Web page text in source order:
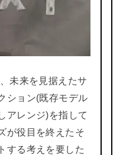
未来を見据えたサ
ション(既存モデル
アレンジ)を指して
が役目を終えたそ
する考えを要した